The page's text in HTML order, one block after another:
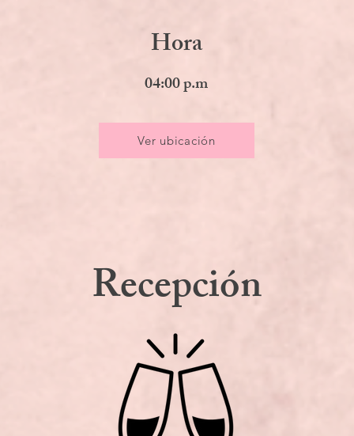
Hora
04:00 p.m
Ver ubicación
Recepción